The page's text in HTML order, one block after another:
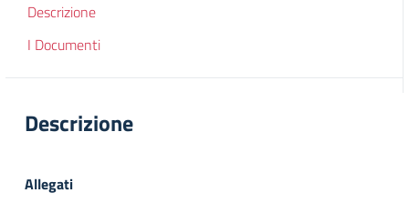
Descrizione
I Documenti
Descrizione
Allegati